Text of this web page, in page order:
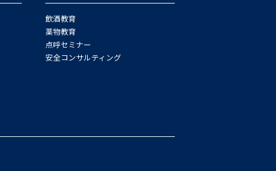
飲酒教育
薬物教育
点呼セミナー
安全コンサルティング